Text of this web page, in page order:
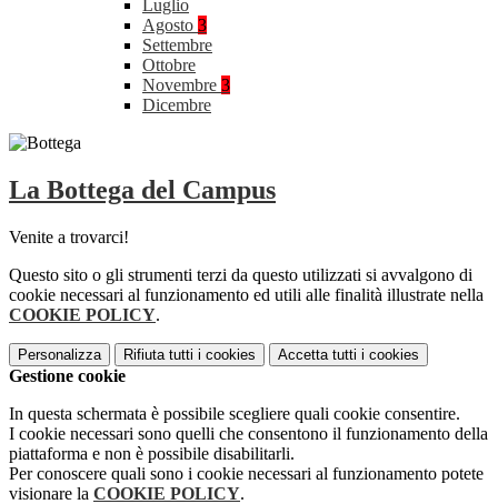
Luglio
Agosto 3
Settembre
Ottobre
Novembre 3
Dicembre
La Bottega del Campus
Venite a trovarci!
Questo sito o gli strumenti terzi da questo utilizzati si avvalgono di
cookie necessari al funzionamento ed utili alle finalità illustrate nella
COOKIE POLICY.
Personalizza Rifiuta tutti i cookies Accetta tutti i cookies
Gestione cookie
In questa schermata è possibile scegliere quali cookie consentire.
I cookie necessari sono quelli che consentono il funzionamento della
piattaforma e non è possibile disabilitarli.
Per conoscere quali sono i cookie necessari al funzionamento potete
visionare la COOKIE POLICY.